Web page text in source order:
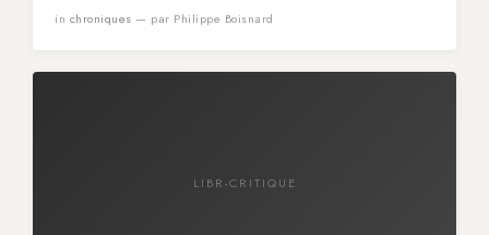
in chroniques — par Philippe Boisnard
LIBR-CRITIQUE